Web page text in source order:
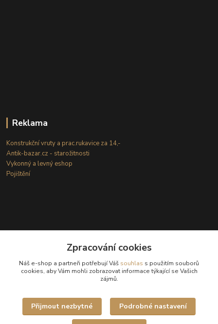
Reklama
Konstrukční vruty a prac.rukavice za 14,-
Antik-bazar.cz - starožitnosti
Vykonný a levný eshop
Pojištění
Kontakty
info@internetove-domeny.cz
Zpracování cookies
Náš e-shop a partneři potřebují Váš souhlas s použitím souborů
cookies, aby Vám mohli zobrazovat informace týkající se Vašich
zájmů.
Přijmout nezbytné Podrobné nastavení